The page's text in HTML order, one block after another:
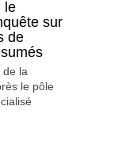
le
sur
de
de la
le pôle